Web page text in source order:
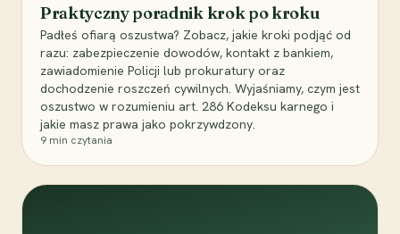
Praktyczny poradnik krok po kroku
Padłeś ofiarą oszustwa? Zobacz, jakie kroki podjąć od
razu: zabezpieczenie dowodów, kontakt z bankiem,
zawiadomienie Policji lub prokuratury oraz
dochodzenie roszczeń cywilnych. Wyjaśniamy, czym jest
oszustwo w rozumieniu art. 286 Kodeksu karnego i
jakie masz prawa jako pokrzywdzony.
9 min czytania